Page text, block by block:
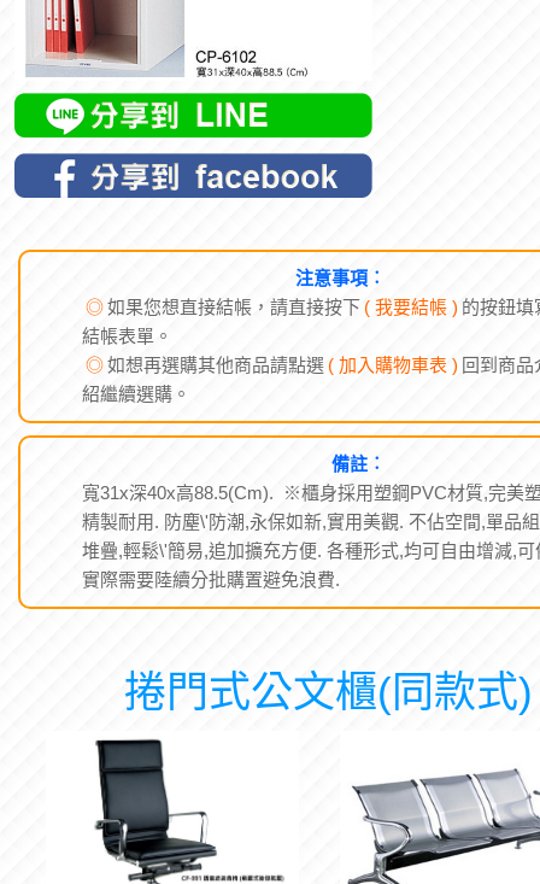
注意事項︰
◎如果您想直接結帳，請直接按下 ( 我要結帳 ) 的按鈕填
結帳表單。
◎如想再選購其他商品請點選 ( 加入購物車表 ) 回到商品
紹繼續選購。
備註︰
寬31x深40x高88.5(Cm). ※櫃身採用塑鋼PVC材質,完美
精製耐用. 防塵\'防潮,永保如新,實用美觀. 不佔空間,單品
堆疊,輕鬆\'簡易,追加擴充方便. 各種形式,均可自由增減,可
實際需要陸續分批購置避免浪費.
捲門式公文櫃(同款式)